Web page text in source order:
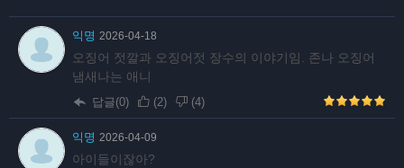
익명 2026-04-18
오징어 젓깔과 오징어젓 장수의 이야기임. 존나 오징어
냄새나는 애니
답글(0) (2) (4)
익명 2026-04-09
아이들이잖아?